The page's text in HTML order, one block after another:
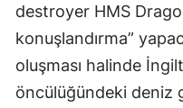
destroyer HMS
konuşlandırma”
oluşması halinde
öncülüğündeki deniz